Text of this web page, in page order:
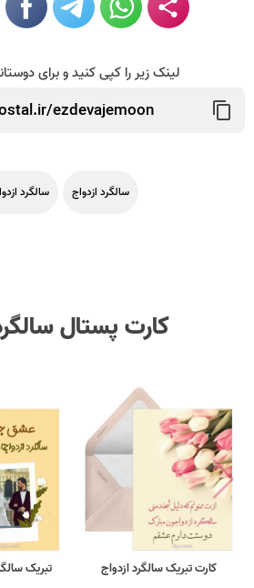
لینک زیر را کپی کنید و برای
سالگرد ازدواج سالگرد
کارت پستال
کارت تبریک سالگرد ازدواج تبریک